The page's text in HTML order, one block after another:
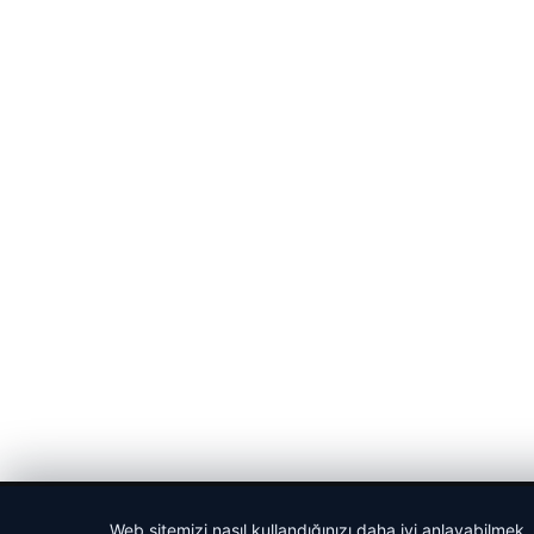
Web sitemizi nasıl kullandığınızı daha iyi